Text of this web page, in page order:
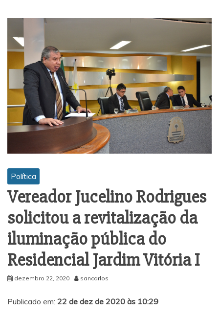
Política
Vereador Jucelino Rodrigues
solicitou a revitalização da
iluminação pública do
Residencial Jardim Vitória I
dezembro 22, 2020 sancarlos
Publicado em: 22 de dez de 2020 às 10:29